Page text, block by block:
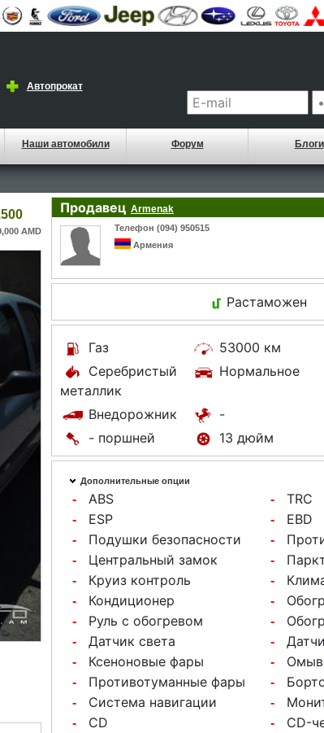
Автопрокат
Наши автомобили Форум Блоги
AMD
Продавец Armenak
Телефон (094) 950515
Армения
Растаможен
Газ 53000 км
Серебристый
металлик
Нормальное
Внедорожник -
- поршней
13 дюйм
Дополнительные опции
- ABS - TRC
- ESP - EBD
- Подушки безопасности -
- Центральный замок -
- Круиз контроль -
- Кондиционер -
- Руль с обогревом -
- Датчик света -
- Ксеноновые фары -
- Противотуманные фары -
- Система навигации -
- CD - CD-